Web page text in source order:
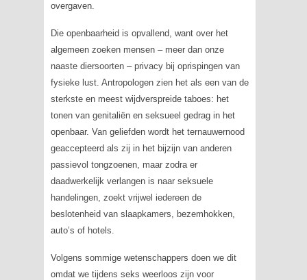
overgaven.
Die openbaarheid is opvallend, want over het
algemeen zoeken mensen – meer dan onze
naaste diersoorten – privacy bij oprispingen van
fysieke lust. Antropologen zien het als een van de
sterkste en meest wijdverspreide taboes: het
tonen van genitaliën en seksueel gedrag in het
openbaar. Van geliefden wordt het ternauwernood
geaccepteerd als zij in het bijzijn van anderen
passievol tongzoenen, maar zodra er
daadwerkelijk verlangen is naar seksuele
handelingen, zoekt vrijwel iedereen de
beslotenheid van slaapkamers, bezemhokken,
auto’s of hotels.
Volgens sommige wetenschappers doen we dit
omdat we tijdens seks weerloos zijn voor